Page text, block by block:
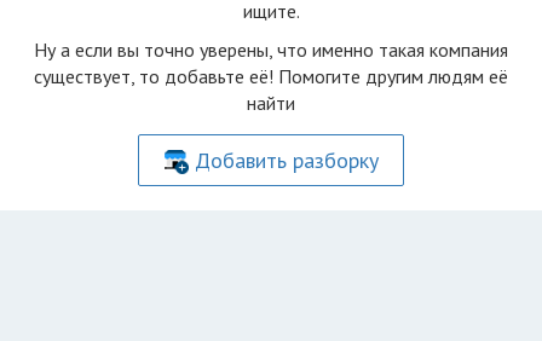
ищите.
Ну а если вы точно уверены, что именно такая компания
существует, то добавьте её! Помогите другим людям её
найти
Добавить разборку